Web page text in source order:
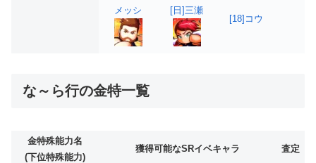
メッシ
[日]三瀬
[18]コウ
な～ら行の金特一覧
金特殊能力名
(下位特殊能力)
獲得可能なSRイベキャラ 査定